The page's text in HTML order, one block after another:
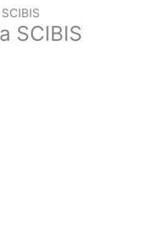
SCIBIS